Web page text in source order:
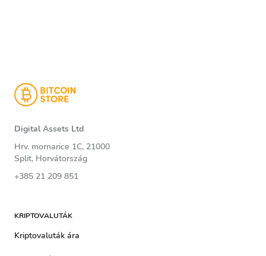
Digital Assets Ltd
Hrv. mornarice 1C, 21000
Split, Horvátország
+385 21 209 851
KRIPTOVALUTÁK
Kriptovaluták ára